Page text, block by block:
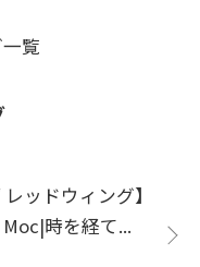
覧
レッドウィング】
時を経て...